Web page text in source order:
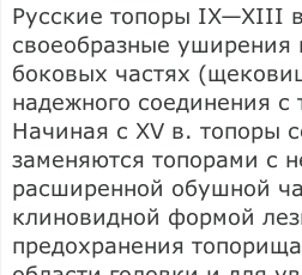
Русские топоры IX—XIII
своеобразные уширения
боковых частях
надежного соединения
Начиная с XV в. топоры
заменяются топорами с
расширенной обушной
клиновидной формой
предохранения